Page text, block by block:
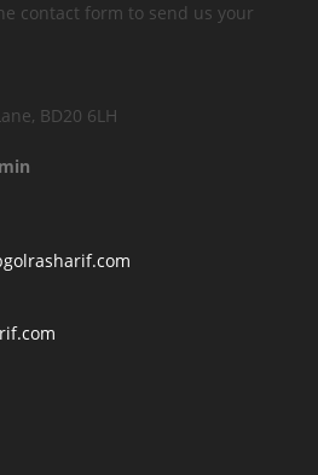
contact form to send us your
BD20 6LH